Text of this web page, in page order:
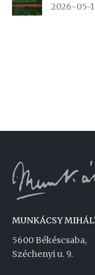
2026-05-
MUNKÁCSY
5600 Békéscsaba,
Széchenyi u. 9.